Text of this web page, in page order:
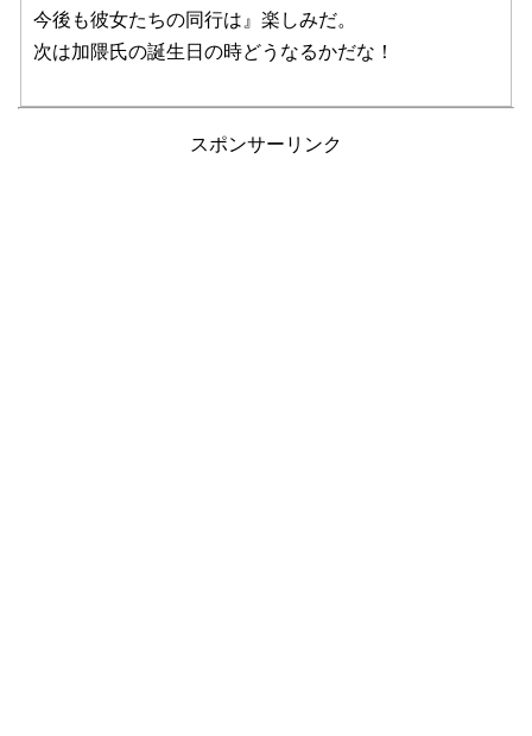
今後も彼女たちの同行は』楽しみだ。
次は加隈氏の誕生日の時どうなるかだな！
スポンサーリンク